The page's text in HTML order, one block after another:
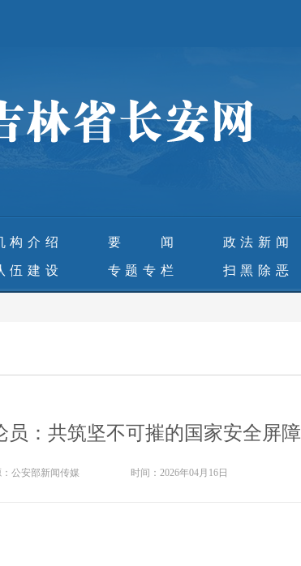
构介绍 要 闻 政法新闻
伍建设 专题专栏 扫黑除恶
员：共筑坚不可摧的国家安全屏障
公安部新闻传媒 时间： 2026年04月16日